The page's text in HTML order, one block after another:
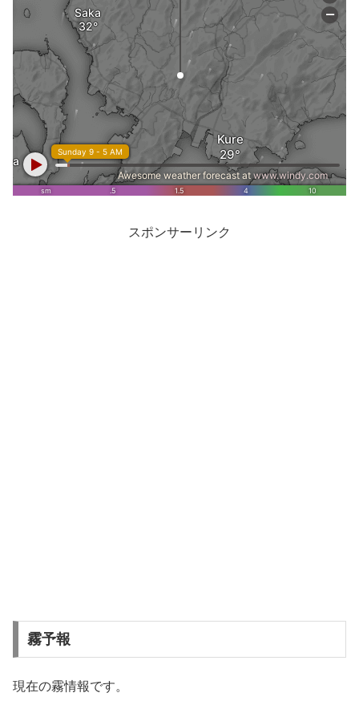
スポンサーリンク
霧予報
現在の霧情報です。